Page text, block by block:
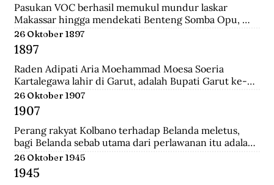
menjadi cikal bakal dari DPR.
Pasukan VOC berhasil memukul mundur laskar
Makassar hingga mendekati Benteng Somba Opu,
istana Sultan Hassanudin, bahkan pasukan yang
dipimpin Cornelis Speelman sudah sampai di depan
pintu benteng. Gowa mengalami kekalahan dalam
peperangan. Speelman dan Arung Palakka merasa
bahwa inilah saat untuk menawarkan perundingan
kepada Sultan Hasanuddin.
26 Oktober 1897
1897
Raden Adipati Aria Moehammad Moesa Soeria
Kartalegawa lahir di Garut, adalah Bupati Garut ke-6
yang menjabat dari tahun 1929-1944. Moesa Soeria
Kartalegawa mempelopori pendirian Partai Rakyat
Pasundan (PRP) pada tahun 1946 dan Negara
Pasundan pada tahun 1947.
26 Oktober 1907
1907
Perang rakyat Kolbano terhadap Belanda meletus,
bagi Belanda sebab utama dari perlawanan itu adalah
terbunuhnya 19 serdadu dan beberapa orang sipil
Belanda oleh Boi Kapitan dan anak buahnya.
26 Oktober 1945
1945